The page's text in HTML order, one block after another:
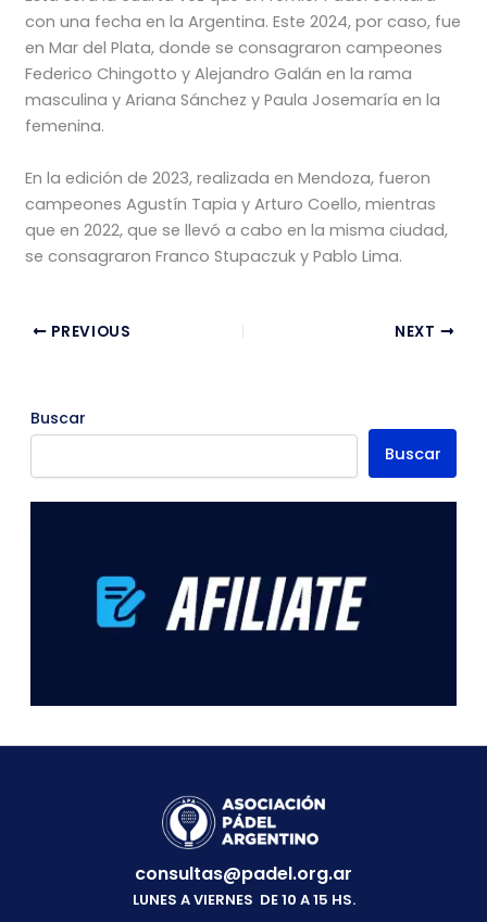
con una fecha en la Argentina. Este 2024, por caso, fue
en Mar del Plata, donde se consagraron campeones
Federico Chingotto y Alejandro Galán en la rama
masculina y Ariana Sánchez y Paula Josemaría en la
femenina.
En la edición de 2023, realizada en Mendoza, fueron
campeones Agustín Tapia y Arturo Coello, mientras
que en 2022, que se llevó a cabo en la misma ciudad,
se consagraron Franco Stupaczuk y Pablo Lima.
PREVIOUS NEXT
Buscar
Buscar
consultas@padel.org.ar
LUNES A VIERNES DE 10 A 15 HS.